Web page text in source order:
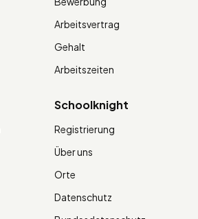
Arbeitsvertrag
Gehalt
Arbeitszeiten
Schoolknight
Registrierung
Über uns
Orte
Datenschutz